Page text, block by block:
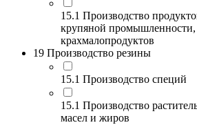
15.1 Производство
крупяной промышленности,
крахмалопродуктов
19 Производство резины
15.1 Производство специй
15.1 Производство
масел и жиров